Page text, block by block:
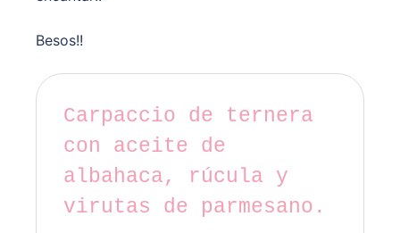
Besos!!
Carpaccio de ternera
con aceite de
albahaca, rúcula y
virutas de parmesano.